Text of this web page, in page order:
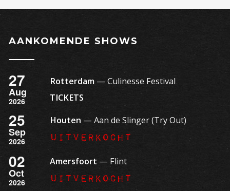
AANKOMENDE SHOWS
27
Aug
2026
Rotterdam — Culinesse Festival
TICKETS
25
Sep
2026
Houten — Aan de Slinger (Try Out)
Uitverkocht
02
Oct
2026
Amersfoort — Flint
Uitverkocht